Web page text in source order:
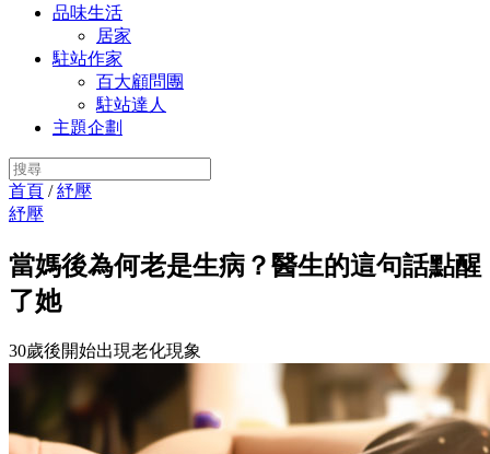
品味生活
居家
駐站作家
百大顧問團
駐站達人
主題企劃
首頁 /紓壓
紓壓
當媽後為何老是生病？醫生的這句話點醒
了她
30歲後開始出現老化現象